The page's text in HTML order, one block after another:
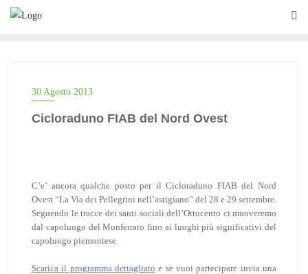
Skip
30 Agosto 2013
Cicloraduno FIAB del Nord Ovest
C’e’ ancora qualche posto per il Cicloraduno FIAB del Nord
Ovest “La Via dei Pellegrini nell’astigiano” del 28 e 29 settembre.
Seguendo le tracce dei santi sociali dell’Ottocento ci muoveremo
dal capoluogo del Monferrato fino ai luoghi più significativi del
capoluogo piemontese.
Scarica il programma dettagliato e se vuoi partecipare invia una